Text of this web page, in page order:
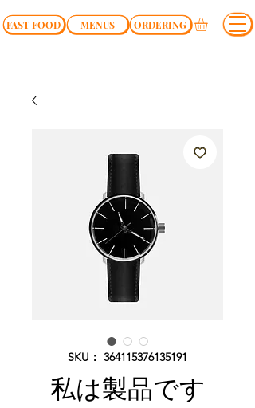
FAST FOOD MENUS ORDERING
SKU： 364115376135191
私は製品です